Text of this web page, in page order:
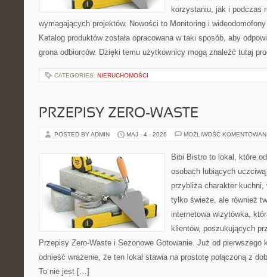
korzystaniu, jak i podczas
wymagających projektów. Nowości to Monitoring i
Katalog produktów została opracowana w taki sposób, aby
grona odbiorców. Dzięki temu użytkownicy mogą znaleźć tutaj
CATEGORIES: NIERUCHOMOŚCI
PRZEPISY ZERO-WASTE
POSTED BY ADMIN MAJ - 4 - 2026 MOŻLIWOŚĆ
Bibi Bistro to lokal, które
osobach lubiących
przybliża charakter
tylko świeże, ale również
internetowa wizytówka,
klientów, poszukujących
Przepisy Zero-Waste i Sezonowe Gotowanie. Już od pierwszego
odnieść wrażenie, że ten lokal stawia na prostotę połączoną z
To nie jest […]